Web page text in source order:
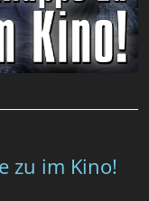
zu im Kino!